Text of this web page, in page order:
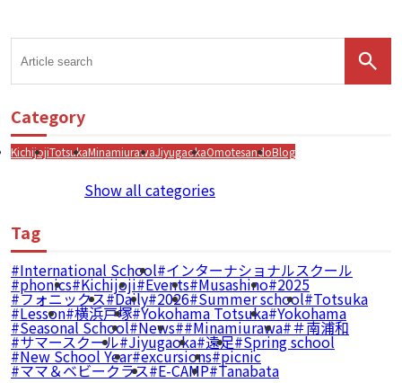
Category
KichijojiTotsukaMinamiurawaJiyugaokaOmotesandoBlog
Show all categories
Tag
International School インターナショナルスクール
phonics Kichijoji Events Musashino 2025
フォニックス Daily 2026 Summer school Totsuka
Lesson 横浜戸塚 Yokohama Totsuka Yokohama
Seasonal School News #Minamiurawa ＃南浦和
サマースクール Jiyugaoka 遠足 Spring school
New School Year excursions picnic
ママ＆ベビークラス E-CAMP Tanabata